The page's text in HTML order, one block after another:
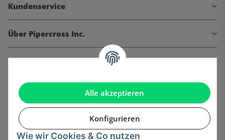
Alle akzeptieren
Konfigurieren
Wie wir Cookies & Co nutzen
Kundenservice
Über Pipercross Inc.
Informationen
Gesetzliche Informationen